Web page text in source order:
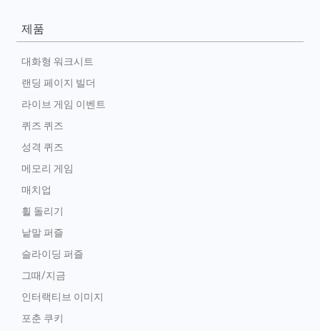
제품
대화형 워크시트
랜딩 페이지 빌더
라이브 게임 이벤트
퀴즈 퀴즈
성격 퀴즈
메모리 게임
매치업
휠 돌리기
낱말 퍼즐
슬라이딩 퍼즐
그때/지금
인터랙티브 이미지
포춘 쿠키